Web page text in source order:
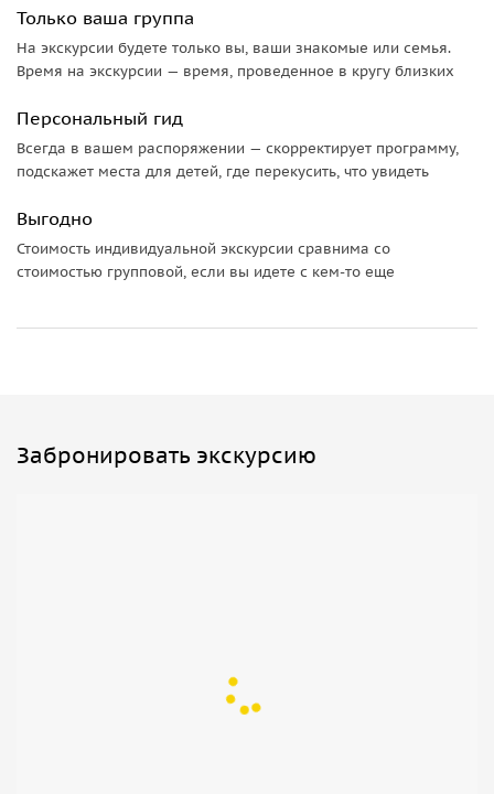
позволяют понять истоки его личности и масштаб
замыслов, которые позже воплотились в Самарканде.
Природа, традиции и гастрономия
Маршрут между городами проходит через живописные
ландшафты с горами и панорамными видами. В течение
тура вы познакомитесь с обычаями местных жителей,
блюда национальной кухни. Природа, история и культура
здесь переплетаются, создавая насыщенное и
многогранное путешествие.
Только ваша группа
На экскурсии будете только вы, ваши знакомые или семья.
Время на экскурсии — время, проведенное в кругу близких
Персональный гид
Всегда в вашем распоряжении — скорректирует программу,
подскажет места для детей, где перекусить, что увидеть
Выгодно
Стоимость индивидуальной экскурсии сравнима со
стоимостью групповой, если вы идете с кем-то еще
Забронировать экскурсию